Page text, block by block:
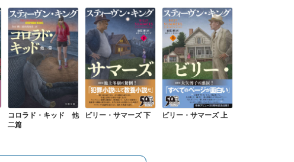
コロラド・キッド 他
二篇
ビリー・サマーズ 下 ビリー・サマーズ 上